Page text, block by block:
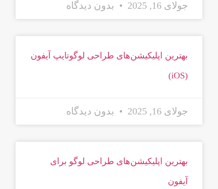
جولای 16, 2025 بدون دیدگاه
بهترین اپلیکیشن‌های طراحی لوگوتایپ آیفون
(iOS)
جولای 16, 2025 بدون دیدگاه
بهترین اپلیکیشن‌های طراحی لوگو برای
آیفون